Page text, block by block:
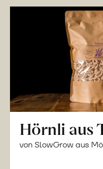
Hörnli aus
von SlowGrow aus